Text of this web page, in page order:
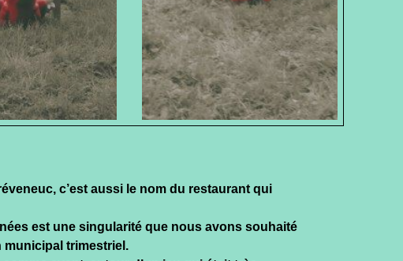
c’est aussi le nom du restaurant qui
est une singularité que nous avons souhaité
municipal trimestriel.